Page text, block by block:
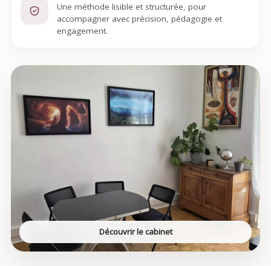
Une méthode lisible et structurée, pour
accompagner avec précision, pédagogie et
engagement.
Découvrir le cabinet